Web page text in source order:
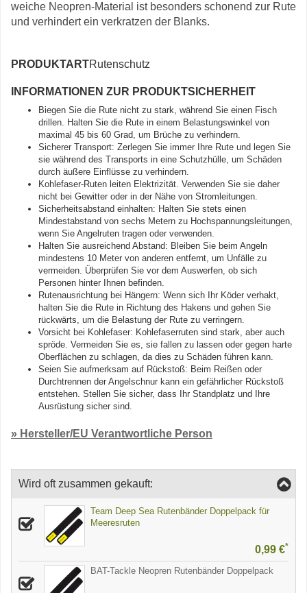
weiche Neopren-Material ist besonders schonend zur Rute
und verhindert ein verkratzen der Blanks.
PRODUKTARTRutenschutz
INFORMATIONEN ZUR PRODUKTSICHERHEIT
Biegen Sie die Rute nicht zu stark, während Sie einen Fisch
drillen. Halten Sie die Rute in einem Belastungswinkel von
maximal 45 bis 60 Grad, um Brüche zu verhindern.
Sicherer Transport: Zerlegen Sie immer Ihre Rute und legen Sie
sie während des Transports in eine Schutzhülle, um Schäden
durch äußere Einflüsse zu verhindern.
Kohlefaser-Ruten leiten Elektrizität. Verwenden Sie sie daher
nicht bei Gewitter oder in der Nähe von Stromleitungen.
Sicherheitsabstand einhalten: Halten Sie stets einen
Mindestabstand von sechs Metern zu Hochspannungsleitungen,
wenn Sie Angelruten tragen oder verwenden.
Halten Sie ausreichend Abstand: Bleiben Sie beim Angeln
mindestens 10 Meter von anderen entfernt, um Unfälle zu
vermeiden. Überprüfen Sie vor dem Auswerfen, ob sich
Personen hinter Ihnen befinden.
Rutenausrichtung bei Hängern: Wenn sich Ihr Köder verhakt,
halten Sie die Rute in Richtung des Hakens und gehen Sie
rückwärts, um die Belastung der Rute zu verringern.
Vorsicht bei Kohlefaser: Kohlefaserruten sind stark, aber auch
spröde. Vermeiden Sie es, sie fallen zu lassen oder gegen harte
Oberflächen zu schlagen, da dies zu Schäden führen kann.
Seien Sie aufmerksam auf Rückstoß: Beim Reißen oder
Durchtrennen der Angelschnur kann ein gefährlicher Rückstoß
entstehen. Stellen Sie sicher, dass Ihr Standplatz und Ihre
Ausrüstung sicher sind.
» Hersteller/EU Verantwortliche Person
Wird oft zusammen gekauft:
Team Deep Sea Rutenbänder Doppelpack für
Meeresruten
0,99 €*
BAT-Tackle Neopren Rutenbänder Doppelpack